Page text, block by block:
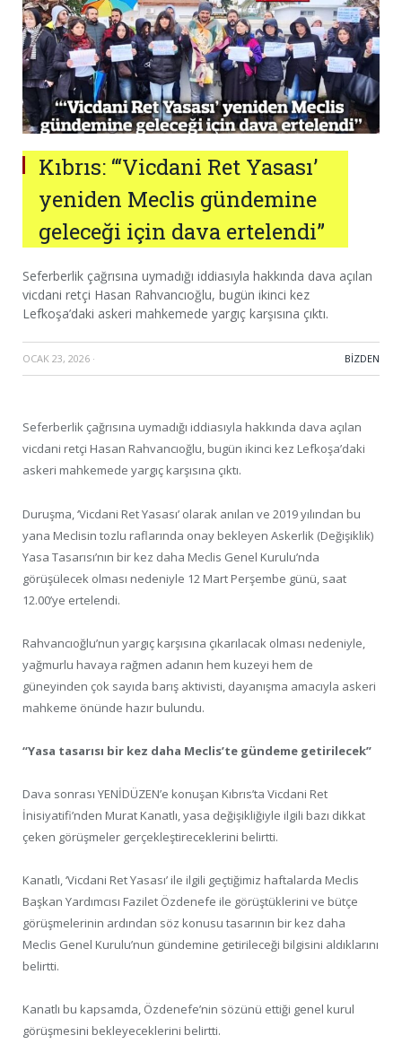
Kıbrıs: “‘Vicdani Ret Yasası’
yeniden Meclis gündemine
geleceği için dava ertelendi”
Seferberlik çağrısına uymadığı iddiasıyla hakkında dava açılan
vicdani retçi Hasan Rahvancıoğlu, bugün ikinci kez
Lefkoşa’daki askeri mahkemede yargıç karşısına çıktı.
OCAK 23, 2026 · BIZDEN
Seferberlik çağrısına uymadığı iddiasıyla hakkında dava açılan
vicdani retçi Hasan Rahvancıoğlu, bugün ikinci kez Lefkoşa’daki
askeri mahkemede yargıç karşısına çıktı.
Duruşma, ‘Vicdani Ret Yasası’ olarak anılan ve 2019 yılından bu
yana Meclisin tozlu raflarında onay bekleyen Askerlik (Değişiklik)
Yasa Tasarısı’nın bir kez daha Meclis Genel Kurulu’nda
görüşülecek olması nedeniyle 12 Mart Perşembe günü, saat
12.00’ye ertelendi.
Rahvancıoğlu’nun yargıç karşısına çıkarılacak olması nedeniyle,
yağmurlu havaya rağmen adanın hem kuzeyi hem de
güneyinden çok sayıda barış aktivisti, dayanışma amacıyla askeri
mahkeme önünde hazır bulundu.
“Yasa tasarısı bir kez daha Meclis’te gündeme getirilecek”
Dava sonrası YENİDÜZEN’e konuşan Kıbrıs’ta Vicdani Ret
İnisiyatifi’nden Murat Kanatlı, yasa değişikliğiyle ilgili bazı dikkat
çeken görüşmeler gerçekleştireceklerini belirtti.
Kanatlı, ‘Vicdani Ret Yasası’ ile ilgili geçtiğimiz haftalarda Meclis
Başkan Yardımcısı Fazilet Özdenefe ile görüştüklerini ve bütçe
görüşmelerinin ardından söz konusu tasarının bir kez daha
Meclis Genel Kurulu’nun gündemine getirileceği bilgisini aldıklarını
belirtti.
Kanatlı bu kapsamda, Özdenefe’nin sözünü ettiği genel kurul
görüşmesini bekleyeceklerini belirtti.